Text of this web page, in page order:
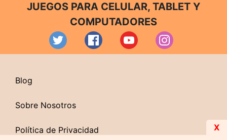
JUEGOS PARA CELULAR, TABLET Y
COMPUTADORES
Blog
Sobre Nosotros
Política de Privacidad X